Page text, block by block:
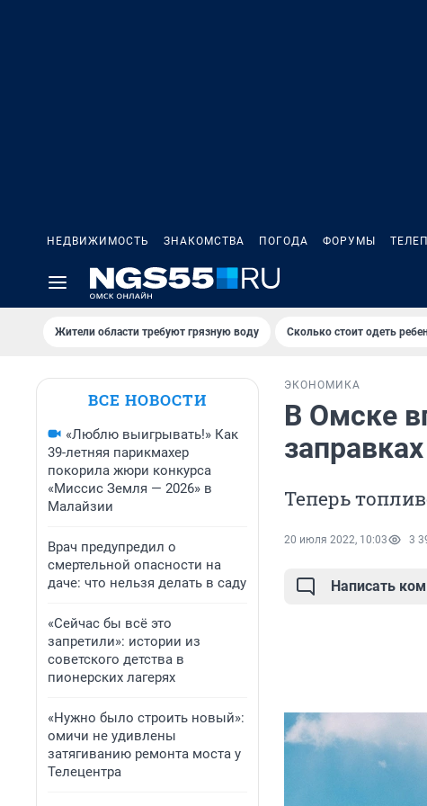
НЕДВИЖИМОСТЬ ЗНАКОМСТВА ПОГОДА ФОРУМЫ
Жители области требуют грязную воду Сколько стоит одеть
ВСЕ НОВОСТИ
«Люблю выигрывать!» Как
39-летняя парикмахер
покорила жюри конкурса
«Миссис Земля — 2026» в
Малайзии
Врач предупредил о
смертельной опасности на
даче: что нельзя делать в саду
«Сейчас бы всё это
запретили»: истории из
советского детства в
пионерских лагерях
«Нужно было строить новый»:
омичи не удивлены
затягиванию ремонта моста у
Телецентра
ЭКОНОМИКА
В Омске
заправках
Теперь
20 июля 2022, 10:03 3
Написать